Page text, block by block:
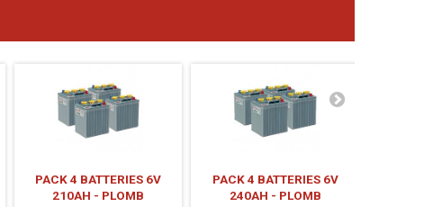
PACK 4 BATTERIES 6V
210AH - PLOMB
PACK 4 BATTERIES 6V
240AH - PLOMB